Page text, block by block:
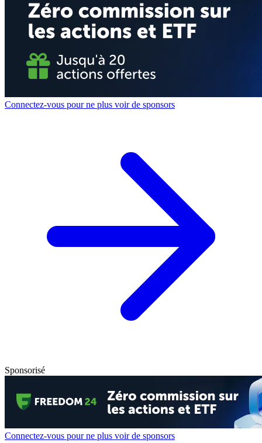
Connectez-vous pour ne plus voir de sponsors
Sponsorisé
Connectez-vous pour ne plus voir de sponsors